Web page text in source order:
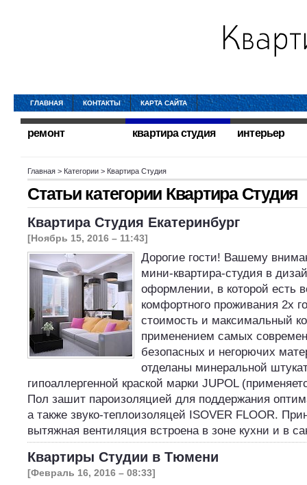
ГЛАВНАЯ КОНТАКТЫ КАРТА САЙТА
ремонт квартира студия интерьер
Главная > Категории > Квартира Студия
Статьи категории Квартира Студия
Квартира Студия Екатеринбург
[Ноябрь 15, 2016 – 11:43]
Дорогие гости! Вашему
мини-квартира-студия в
оформлении, в которой есть
комфортного проживания 2х
стоимость и максимальный
применением самых
безопасных и негорючих
отделаны минеральной
гипоаллергенной краской марки JUPOL
Пол зашит пароизоляцией для поддержания
а также звуко-теплоизоляцей ISOVER FLOOR.
вытяжная вентиляция встроена в зоне кухни и в
Квартиры Студии в Тюмени
[Февраль 16, 2016 – 08:33]